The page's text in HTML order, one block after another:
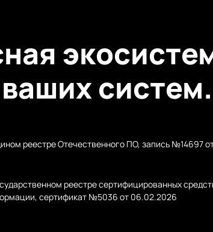
систем.
реестре Отечественного ПО, запись №14697
реестре сертифицированных
сертификат №5036 от 06.02.2026